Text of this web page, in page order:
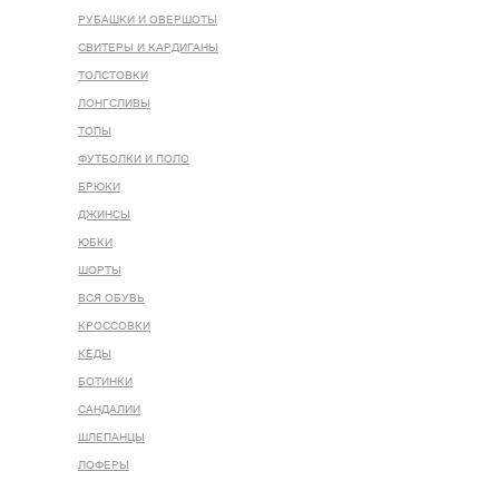
РУБАШКИ И ОВЕРШОТЫ
СВИТЕРЫ И КАРДИГАНЫ
ТОЛСТОВКИ
ЛОНГСЛИВЫ
ТОПЫ
ФУТБОЛКИ И ПОЛО
БРЮКИ
ДЖИНСЫ
ЮБКИ
ШОРТЫ
ВСЯ ОБУВЬ
КРОССОВКИ
КЕДЫ
БОТИНКИ
САНДАЛИИ
ШЛЕПАНЦЫ
ЛОФЕРЫ